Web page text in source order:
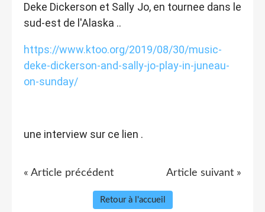
Deke Dickerson et Sally Jo, en tournee dans le
sud-est de l'Alaska ..
https://www.ktoo.org/2019/08/30/music-
deke-dickerson-and-sally-jo-play-in-juneau-
on-sunday/
une interview sur ce lien .
« Article précédent Article suivant »
Retour à l'accueil